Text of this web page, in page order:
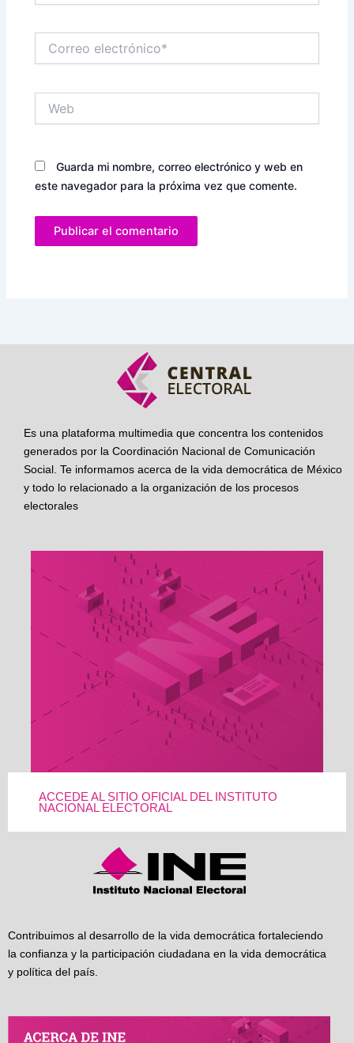
electrónico*
Guarda mi nombre, correo electrónico y web en
este navegador para la próxima vez que comente.
Es una plataforma multimedia que concentra los contenidos
generados por la Coordinación Nacional de Comunicación
Social. Te informamos acerca de la vida democrática de México
y todo lo relacionado a la organización de los procesos
electorales
ACCEDE AL SITIO OFICIAL DEL INSTITUTO
NACIONAL ELECTORAL
Contribuimos al desarrollo de la vida democrática fortaleciendo
la confianza y la participación ciudadana en la vida democrática
y política del país.